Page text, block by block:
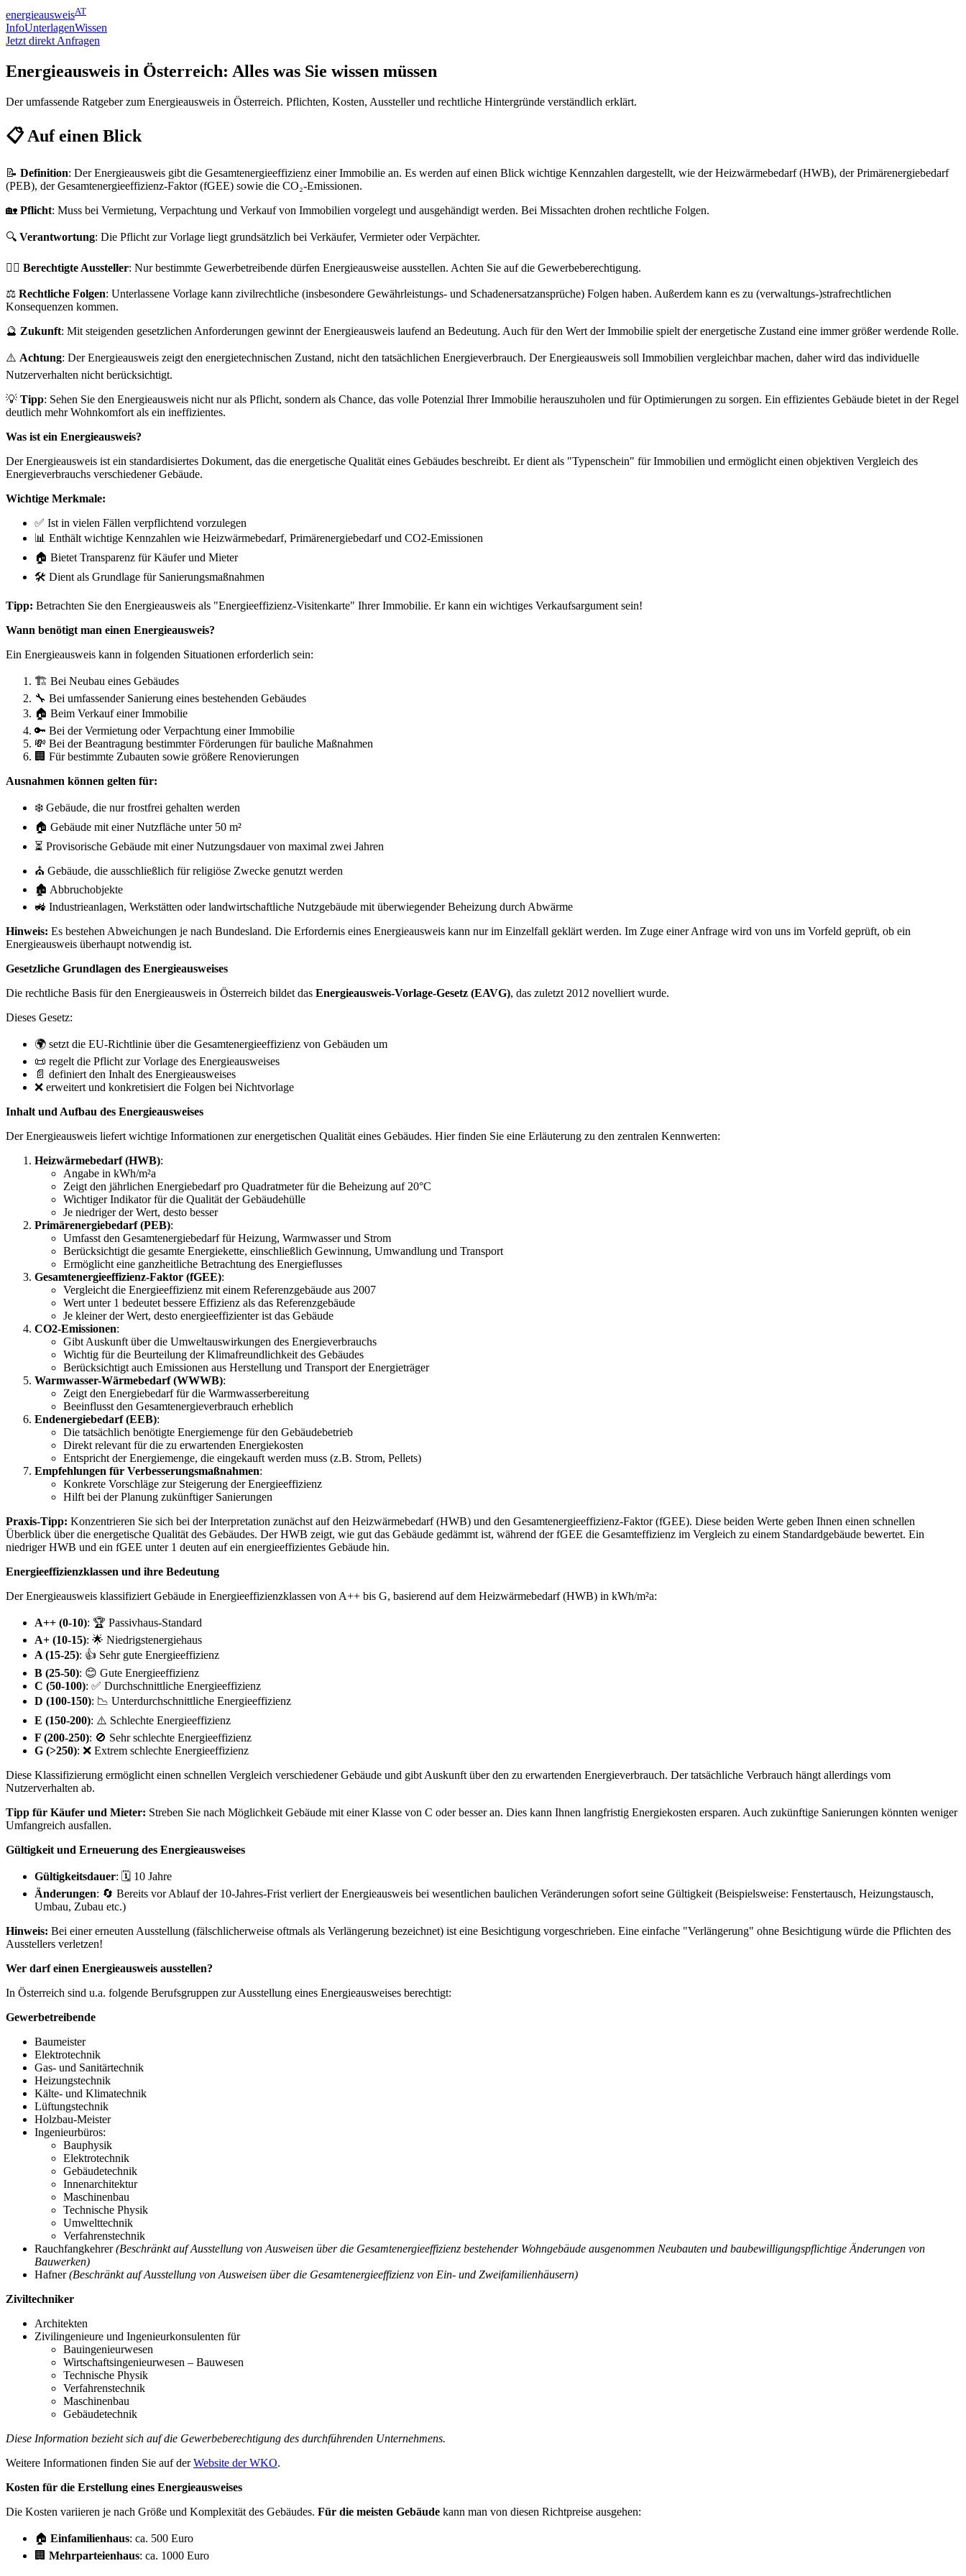
energieausweisAT
InfoUnterlagenWissen
Jetzt direkt Anfragen
Energieausweis in Österreich: Alles was Sie wissen müssen
Der umfassende Ratgeber zum Energieausweis in Österreich. Pflichten, Kosten, Aussteller und rechtliche Hintergründe verständlich erklärt.
📋Auf einen Blick
📝 Definition: Der Energieausweis gibt die Gesamtenergieeffizienz einer Immobilie an. Es werden auf einen Blick wichtige Kennzahlen dargestellt, wie der Heizwärmebedarf (HWB), der Primärenergiebedarf
(PEB), der Gesamtenergieeffizienz-Faktor (fGEE) sowie die CO₂-Emissionen.
🏡 Pflicht: Muss bei Vermietung, Verpachtung und Verkauf von Immobilien vorgelegt und ausgehändigt werden. Bei Missachten drohen rechtliche Folgen.
🔍 Verantwortung: Die Pflicht zur Vorlage liegt grundsätzlich bei Verkäufer, Vermieter oder Verpächter.
👷‍♂️ Berechtigte Aussteller: Nur bestimmte Gewerbetreibende dürfen Energieausweise ausstellen. Achten Sie auf die Gewerbeberechtigung.
⚖️ Rechtliche Folgen: Unterlassene Vorlage kann zivilrechtliche (insbesondere Gewährleistungs- und Schadenersatzansprüche) Folgen haben. Außerdem kann es zu (verwaltungs-)strafrechtlichen
Konsequenzen kommen.
🔮 Zukunft: Mit steigenden gesetzlichen Anforderungen gewinnt der Energieausweis laufend an Bedeutung. Auch für den Wert der Immobilie spielt der energetische Zustand eine immer größer werdende Rolle.
⚠️ Achtung: Der Energieausweis zeigt den energietechnischen Zustand, nicht den tatsächlichen Energieverbrauch. Der Energieausweis soll Immobilien vergleichbar machen, daher wird das individuelle
Nutzerverhalten nicht berücksichtigt.
💡 Tipp: Sehen Sie den Energieausweis nicht nur als Pflicht, sondern als Chance, das volle Potenzial Ihrer Immobilie herauszuholen und für Optimierungen zu sorgen. Ein effizientes Gebäude bietet in der Regel
deutlich mehr Wohnkomfort als ein ineffizientes.
Was ist ein Energieausweis?
Der Energieausweis ist ein standardisiertes Dokument, das die energetische Qualität eines Gebäudes beschreibt. Er dient als "Typenschein" für Immobilien und ermöglicht einen objektiven Vergleich des
Energieverbrauchs verschiedener Gebäude.
Wichtige Merkmale:
✅ Ist in vielen Fällen verpflichtend vorzulegen
📊 Enthält wichtige Kennzahlen wie Heizwärmebedarf, Primärenergiebedarf und CO2-Emissionen
🏠 Bietet Transparenz für Käufer und Mieter
🛠 Dient als Grundlage für Sanierungsmaßnahmen
Tipp: Betrachten Sie den Energieausweis als "Energieeffizienz-Visitenkarte" Ihrer Immobilie. Er kann ein wichtiges Verkaufsargument sein!
Wann benötigt man einen Energieausweis?
Ein Energieausweis kann in folgenden Situationen erforderlich sein:
🏗 Bei Neubau eines Gebäudes
🔧 Bei umfassender Sanierung eines bestehenden Gebäudes
🏠 Beim Verkauf einer Immobilie
🔑 Bei der Vermietung oder Verpachtung einer Immobilie
💸 Bei der Beantragung bestimmter Förderungen für bauliche Maßnahmen
🏢 Für bestimmte Zubauten sowie größere Renovierungen
Ausnahmen können gelten für:
❄️ Gebäude, die nur frostfrei gehalten werden
🏠 Gebäude mit einer Nutzfläche unter 50 m²
⏳ Provisorische Gebäude mit einer Nutzungsdauer von maximal zwei Jahren
⛪ Gebäude, die ausschließlich für religiöse Zwecke genutzt werden
🏚 Abbruchobjekte
🚜 Industrieanlagen, Werkstätten oder landwirtschaftliche Nutzgebäude mit überwiegender Beheizung durch Abwärme
Hinweis: Es bestehen Abweichungen je nach Bundesland. Die Erfordernis eines Energieausweis kann nur im Einzelfall geklärt werden. Im Zuge einer Anfrage wird von uns im Vorfeld geprüft, ob ein
Energieausweis überhaupt notwendig ist.
Gesetzliche Grundlagen des Energieausweises
Die rechtliche Basis für den Energieausweis in Österreich bildet das Energieausweis-Vorlage-Gesetz (EAVG), das zuletzt 2012 novelliert wurde.
Dieses Gesetz:
🌍 setzt die EU-Richtlinie über die Gesamtenergieeffizienz von Gebäuden um
📜 regelt die Pflicht zur Vorlage des Energieausweises
📄 definiert den Inhalt des Energieausweises
❌ erweitert und konkretisiert die Folgen bei Nichtvorlage
Inhalt und Aufbau des Energieausweises
Der Energieausweis liefert wichtige Informationen zur energetischen Qualität eines Gebäudes. Hier finden Sie eine Erläuterung zu den zentralen Kennwerten:
Heizwärmebedarf (HWB):
Angabe in kWh/m²a
Zeigt den jährlichen Energiebedarf pro Quadratmeter für die Beheizung auf 20°C
Wichtiger Indikator für die Qualität der Gebäudehülle
Je niedriger der Wert, desto besser
Primärenergiebedarf (PEB):
Umfasst den Gesamtenergiebedarf für Heizung, Warmwasser und Strom
Berücksichtigt die gesamte Energiekette, einschließlich Gewinnung, Umwandlung und Transport
Ermöglicht eine ganzheitliche Betrachtung des Energieflusses
Gesamtenergieeffizienz-Faktor (fGEE):
Vergleicht die Energieeffizienz mit einem Referenzgebäude aus 2007
Wert unter 1 bedeutet bessere Effizienz als das Referenzgebäude
Je kleiner der Wert, desto energieeffizienter ist das Gebäude
CO2-Emissionen:
Gibt Auskunft über die Umweltauswirkungen des Energieverbrauchs
Wichtig für die Beurteilung der Klimafreundlichkeit des Gebäudes
Berücksichtigt auch Emissionen aus Herstellung und Transport der Energieträger
Warmwasser-Wärmebedarf (WWWB):
Zeigt den Energiebedarf für die Warmwasserbereitung
Beeinflusst den Gesamtenergieverbrauch erheblich
Endenergiebedarf (EEB):
Die tatsächlich benötigte Energiemenge für den Gebäudebetrieb
Direkt relevant für die zu erwartenden Energiekosten
Entspricht der Energiemenge, die eingekauft werden muss (z.B. Strom, Pellets)
Empfehlungen für Verbesserungsmaßnahmen:
Konkrete Vorschläge zur Steigerung der Energieeffizienz
Hilft bei der Planung zukünftiger Sanierungen
Praxis-Tipp: Konzentrieren Sie sich bei der Interpretation zunächst auf den Heizwärmebedarf (HWB) und den Gesamtenergieeffizienz-Faktor (fGEE). Diese beiden Werte geben Ihnen einen schnellen
Überblick über die energetische Qualität des Gebäudes. Der HWB zeigt, wie gut das Gebäude gedämmt ist, während der fGEE die Gesamteffizienz im Vergleich zu einem Standardgebäude bewertet. Ein
niedriger HWB und ein fGEE unter 1 deuten auf ein energieeffizientes Gebäude hin.
Energieeffizienzklassen und ihre Bedeutung
Der Energieausweis klassifiziert Gebäude in Energieeffizienzklassen von A++ bis G, basierend auf dem Heizwärmebedarf (HWB) in kWh/m²a:
A++ (0-10): 🏆 Passivhaus-Standard
A+ (10-15): 🌟 Niedrigstenergiehaus
A (15-25): 👍 Sehr gute Energieeffizienz
B (25-50): 😊 Gute Energieeffizienz
C (50-100): ✅ Durchschnittliche Energieeffizienz
D (100-150): 📉 Unterdurchschnittliche Energieeffizienz
E (150-200): ⚠️ Schlechte Energieeffizienz
F (200-250): 🚫 Sehr schlechte Energieeffizienz
G (>250): ❌ Extrem schlechte Energieeffizienz
Diese Klassifizierung ermöglicht einen schnellen Vergleich verschiedener Gebäude und gibt Auskunft über den zu erwartenden Energieverbrauch. Der tatsächliche Verbrauch hängt allerdings vom
Nutzerverhalten ab.
Tipp für Käufer und Mieter: Streben Sie nach Möglichkeit Gebäude mit einer Klasse von C oder besser an. Dies kann Ihnen langfristig Energiekosten ersparen. Auch zukünftige Sanierungen könnten weniger
Umfangreich ausfallen.
Gültigkeit und Erneuerung des Energieausweises
Gültigkeitsdauer: 🗓️ 10 Jahre
Änderungen: 🔄 Bereits vor Ablauf der 10-Jahres-Frist verliert der Energieausweis bei wesentlichen baulichen Veränderungen sofort seine Gültigkeit (Beispielsweise: Fenstertausch, Heizungstausch,
Umbau, Zubau etc.)
Hinweis: Bei einer erneuten Ausstellung (fälschlicherweise oftmals als Verlängerung bezeichnet) ist eine Besichtigung vorgeschrieben. Eine einfache "Verlängerung" ohne Besichtigung würde die Pflichten des
Ausstellers verletzen!
Wer darf einen Energieausweis ausstellen?
In Österreich sind u.a. folgende Berufsgruppen zur Ausstellung eines Energieausweises berechtigt:
Gewerbetreibende
Baumeister
Elektrotechnik
Gas- und Sanitärtechnik
Heizungstechnik
Kälte- und Klimatechnik
Lüftungstechnik
Holzbau-Meister
Ingenieurbüros:
Bauphysik
Elektrotechnik
Gebäudetechnik
Innenarchitektur
Maschinenbau
Technische Physik
Umwelttechnik
Verfahrenstechnik
Rauchfangkehrer(Beschränkt auf Ausstellung von Ausweisen über die Gesamtenergieeffizienz bestehender Wohngebäude ausgenommen Neubauten und baubewilligungspflichtige Änderungen von
Bauwerken)
Hafner(Beschränkt auf Ausstellung von Ausweisen über die Gesamtenergieeffizienz von Ein- und Zweifamilienhäusern)
Ziviltechniker
Architekten
Zivilingenieure und Ingenieurkonsulenten für
Bauingenieurwesen
Wirtschaftsingenieurwesen – Bauwesen
Technische Physik
Verfahrenstechnik
Maschinenbau
Gebäudetechnik
Diese Information bezieht sich auf die Gewerbeberechtigung des durchführenden Unternehmens.
Weitere Informationen finden Sie auf derWebsite der WKO.
Kosten für die Erstellung eines Energieausweises
Die Kosten variieren je nach Größe und Komplexität des Gebäudes. Für die meisten Gebäude kann man von diesen Richtpreise ausgehen:
🏠 Einfamilienhaus: ca. 500 Euro
🏢 Mehrparteienhaus: ca. 1000 Euro